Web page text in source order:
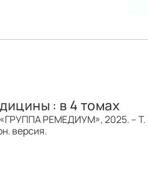
: в 4 томах
РЕМЕДИУМ», 2025. – Т.
версия.